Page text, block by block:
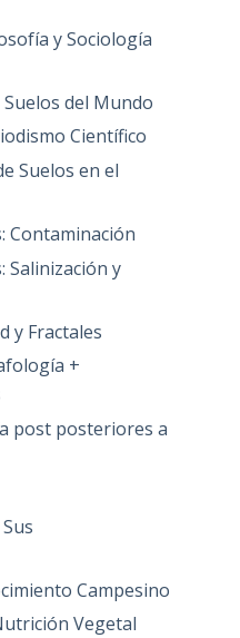
y Sociología
del Mundo
Científico
Suelos en el
Contaminación
Salinización y
y Fractales
+
post posteriores a
Campesino
Vegetal